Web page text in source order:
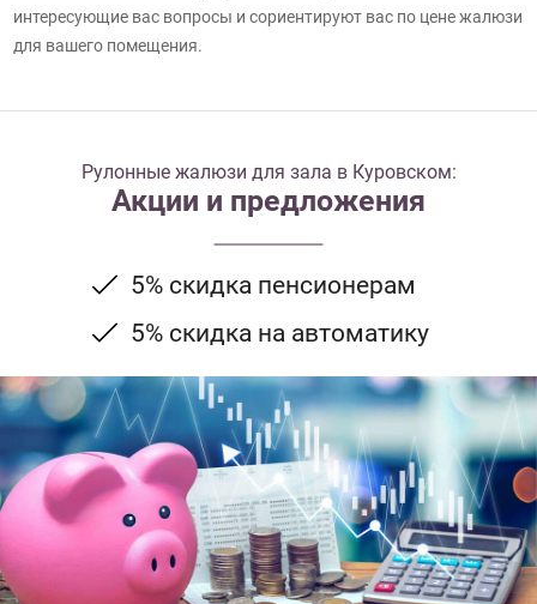
интересующие вас вопросы и сориентируют вас по цене жалюзи
для вашего помещения.
Рулонные жалюзи для зала в Куровском:
Акции и предложения
5% скидка пенсионерам
5% скидка на автоматику